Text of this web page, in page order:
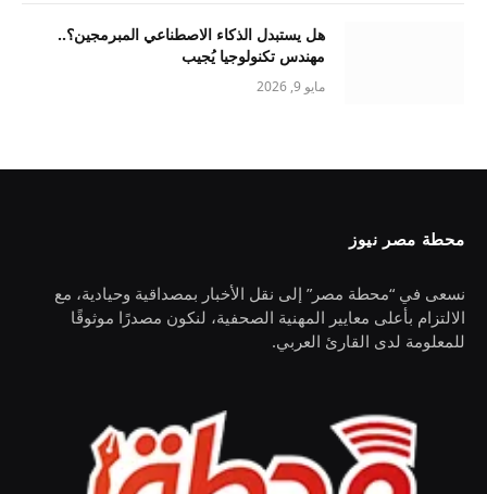
هل يستبدل الذكاء الاصطناعي المبرمجين؟..
مهندس تكنولوجيا يُجيب
مايو 9, 2026
محطة مصر نيوز
نسعى في “محطة مصر” إلى نقل الأخبار بمصداقية وحيادية، مع
الالتزام بأعلى معايير المهنية الصحفية، لنكون مصدرًا موثوقًا
للمعلومة لدى القارئ العربي.